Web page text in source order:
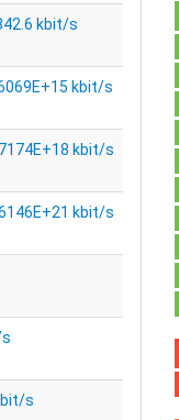
kbit/s
kbit/s
kbit/s
kbit/s
s